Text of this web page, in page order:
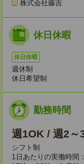
株式会社藤吉
休日休暇
休日休暇
週休制
休日希望制
勤務時間
週1OK / 週2～
シフト制
1日あたりの実働時間